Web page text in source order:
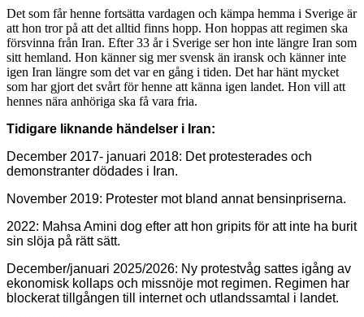
Det som får henne fortsätta vardagen och kämpa hemma i Sverige är
att hon tror på att det alltid finns hopp. Hon hoppas att regimen ska
försvinna från Iran. Efter 33 år i Sverige ser hon inte längre Iran som
sitt hemland. Hon känner sig mer svensk än iransk och känner inte
igen Iran längre som det var en gång i tiden. Det har hänt mycket
som har gjort det svårt för henne att känna igen landet. Hon vill att
hennes nära anhöriga ska få vara fria.
Tidigare liknande händelser i Iran:
December 2017- januari 2018: Det protesterades och
demonstranter dödades i Iran.
November 2019: Protester mot bland annat bensinpriserna.
2022: Mahsa Amini dog efter att hon gripits för att inte ha burit
sin slöja på rätt sätt.
December/januari 2025/2026: Ny protestvåg sattes igång av
ekonomisk kollaps och missnöje mot regimen. Regimen har
blockerat tillgången till internet och utlandssamtal i landet.